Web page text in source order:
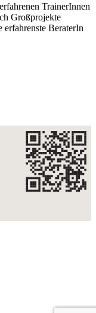
TrainerInnen
Großprojekte
BeraterIn